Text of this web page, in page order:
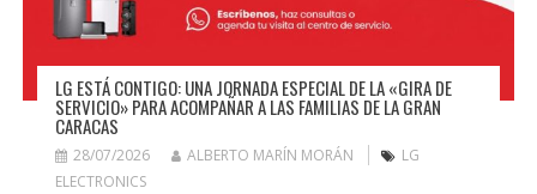
LG ESTÁ CONTIGO: UNA JORNADA ESPECIAL DE LA «GIRA DE
SERVICIO» PARA ACOMPAÑAR A LAS FAMILIAS DE LA GRAN
CARACAS
28/07/2026 ALBERTO MARÍN MORÁN
LG
ELECTRONICS